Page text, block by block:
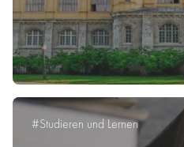
#Studieren und Lernen